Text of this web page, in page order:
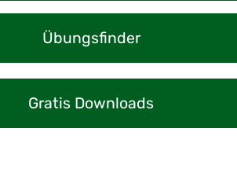
Übungsfinder
Gratis Downloads